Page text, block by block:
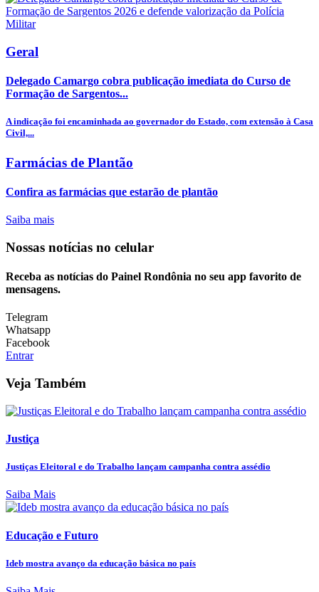
Geral
Delegado Camargo cobra publicação imediata do Curso de
Formação de Sargentos...
A indicação foi encaminhada ao governador do Estado, com extensão à Casa
Civil,...
Farmácias de Plantão
Confira as farmácias que estarão de plantão
Saiba mais
Nossas notícias no celular
Receba as notícias do Painel Rondônia no seu app favorito de
mensagens.
Telegram
Whatsapp
Facebook
Entrar
Veja Também
Justiça
Justiças Eleitoral e do Trabalho lançam campanha contra assédio
Saiba Mais
Educação e Futuro
Ideb mostra avanço da educação básica no país